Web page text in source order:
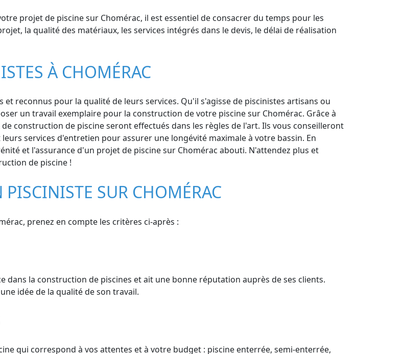
projet de piscine sur Chomérac, il est essentiel de consacrer du temps pour les
la qualité des matériaux, les services intégrés dans le devis, le délai de réalisation
À CHOMÉRAC
reconnus pour la qualité de leurs services. Qu'il s'agisse de piscinistes artisans ou
un travail exemplaire pour la construction de votre piscine sur Chomérac. Grâce à
construction de piscine seront effectués dans les règles de l'art. Ils vous conseilleront
services d'entretien pour assurer une longévité maximale à votre bassin. En
et l'assurance d'un projet de piscine sur Chomérac abouti. N'attendez plus et
de piscine !
SUR CHOMÉRAC
prenez en compte les critères ci-après :
dans la construction de piscines et ait une bonne réputation auprès de ses clients.
idée de la qualité de son travail.
qui correspond à vos attentes et à votre budget : piscine enterrée, semi-enterrée,